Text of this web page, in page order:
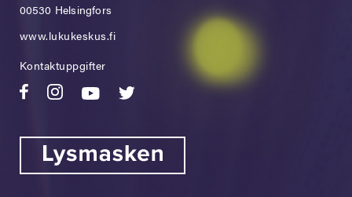
00530 Helsingfors
www.lukukeskus.fi
Kontaktuppgifter